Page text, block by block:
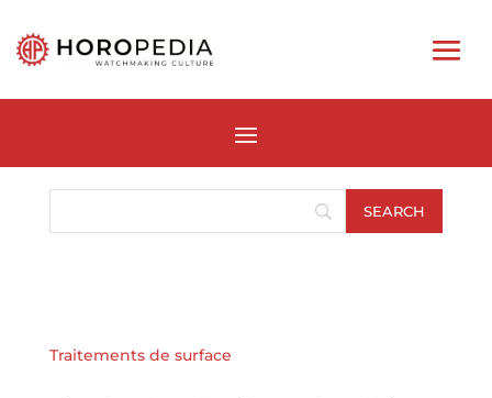
Traitements de surface